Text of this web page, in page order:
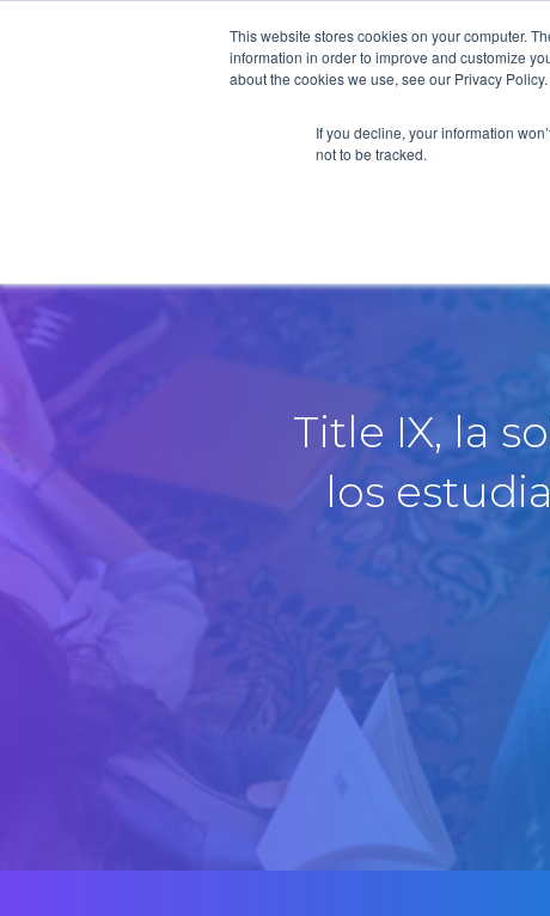
This website stores cookies on your computer.
information in order to improve and customize
about the cookies we use, see our Privacy Policy.
If you decline, your information
not to be tracked.
Title IX, la
los